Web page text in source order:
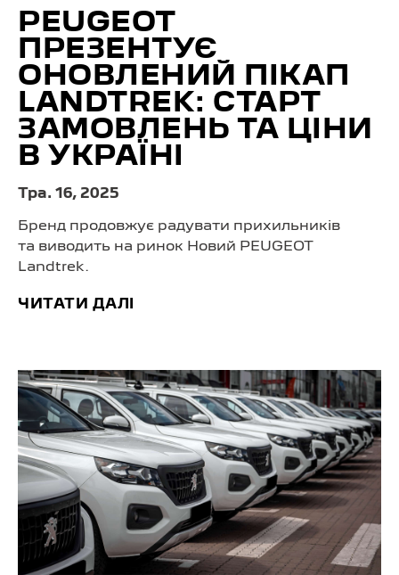
PEUGEOT
ПРЕЗЕНТУЄ
ОНОВЛЕНИЙ ПІКАП
LANDTREK: СТАРТ
ЗАМОВЛЕНЬ ТА ЦІНИ
В УКРАЇНІ
Тра. 16, 2025
Бренд продовжує радувати прихильників
та виводить на ринок Новий PEUGEOT
Landtrek.
ЧИТАТИ ДАЛІ